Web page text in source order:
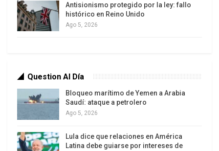
referéndum convocado por el Parlamento crimeo
para el 16 de marzo, entonces habría
«consecuencias graves respecto a las relaciones
fronteras y la independencia de otro país, que
además no está lejos nuestro (…) no podríamos
mantener la relación que tenemos ahora y
volveríamos a lo que conocimos hace muchos
años», previno el ministro galo, según despacho
de Europa press.
Antisionismo protegido por la ley: fallo
histórico en Reino Unido
Ago 5, 2026
Question Al Día
Bloqueo marítimo de Yemen a Arabia
Saudí: ataque a petrolero
Ago 5, 2026
Lula dice que relaciones en América
Latina debe guiarse por intereses de